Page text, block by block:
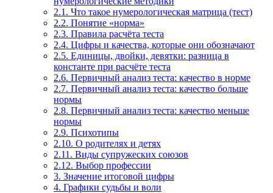
2.1. Что такое нумерологическая матрица (тест)
2.2. Понятие «норма»
2.3. Правила расчёта теста
2.4. Цифры и качества, которые они обозначают
2.5. Единицы, двойки, девятки: разница в
константе при расчёте теста
2.6. Первичный анализ теста: качество в норме
2.7. Первичный анализ теста: качество больше
нормы
2.8. Первичный анализ теста: качество меньше
нормы
2.9. Психотипы
2.10. О родителях и детях
2.11. Виды супружеских союзов
2.12. Выбор профессии
3. Значение итоговой цифры
4. Графики судьбы и воли